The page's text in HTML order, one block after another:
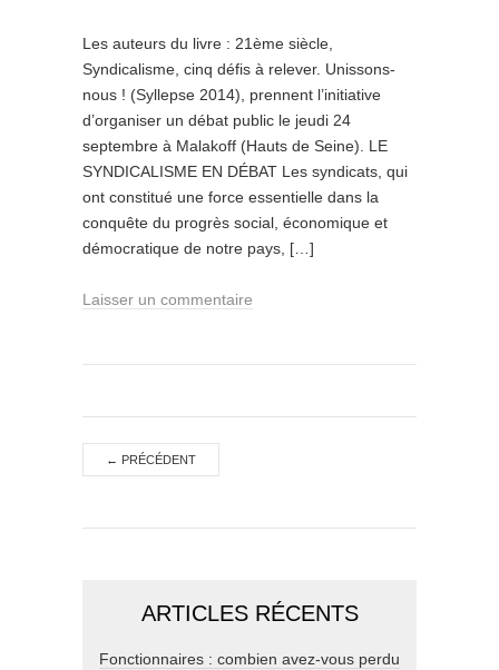
Les auteurs du livre : 21ème siècle,
Syndicalisme, cinq défis à relever. Unissons-
nous ! (Syllepse 2014), prennent l’initiative
d’organiser un débat public le jeudi 24
septembre à Malakoff (Hauts de Seine). LE
SYNDICALISME EN DÉBAT Les syndicats, qui
ont constitué une force essentielle dans la
conquête du progrès social, économique et
démocratique de notre pays, […]
Laisser un commentaire
← PRÉCÉDENT
ARTICLES RÉCENTS
Fonctionnaires : combien avez-vous perdu